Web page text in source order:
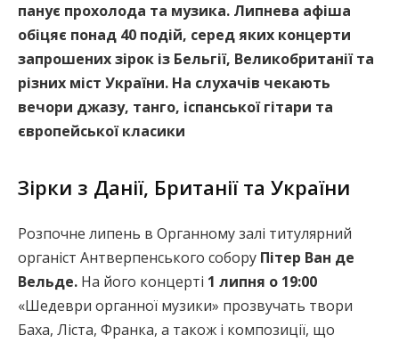
панує прохолода та музика. Липнева афіша
обіцяє понад 40 подій, серед яких концерти
запрошених зірок із Бельгії, Великобританії та
різних міст України. На слухачів чекають
вечори джазу, танго, іспанської гітари та
європейської класики
Зірки з Данії, Британії та України
Розпочне липень в Органному залі титулярний
органіст Антверпенського собору Пітер Ван де
Вельде. На його концерті 1 липня о 19:00
«Шедеври органної музики» прозвучать твори
Баха, Ліста, Франка, а також і композиції, що